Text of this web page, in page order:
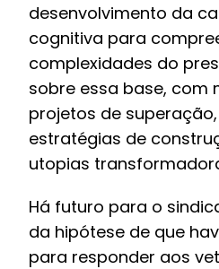
desenvolvimento da
cognitiva para
complexidades do
sobre essa base, com
projetos de
estratégias de
utopias
Há futuro para o
da hipótese de que
para responder aos